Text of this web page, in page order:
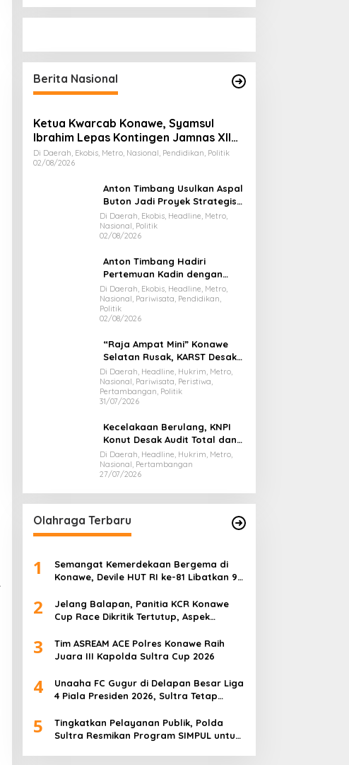
Berita Nasional
Ketua Kwarcab Konawe, Syamsul
Ibrahim Lepas Kontingen Jamnas XII
2026
Di Daerah, Ekobis, Metro, Nasional, Pendidikan, Politik
02/08/2026
Anton Timbang Usulkan Aspal
Buton Jadi Proyek Strategis
Nasional
Di Daerah, Ekobis, Headline, Metro,
Nasional, Politik
02/08/2026
Anton Timbang Hadiri
Pertemuan Kadin dengan
Presiden Prabowo, Bawa Misi
Majukan Ekonomi Sultra
Di Daerah, Ekobis, Headline, Metro,
Nasional, Pariwisata, Pendidikan,
Politik
02/08/2026
“Raja Ampat Mini” Konawe
Selatan Rusak, KARST Desak
Gubernur Evaluasi Total
Dispar Sultra
Di Daerah, Headline, Hukrim, Metro,
Nasional, Pariwisata, Peristiwa,
Pertambangan, Politik
31/07/2026
Kecelakaan Berulang, KNPI
Konut Desak Audit Total dan
Hentikan Hauling PT SPL
Di Daerah, Headline, Hukrim, Metro,
Nasional, Pertambangan
27/07/2026
Olahraga Terbaru
1
Semangat Kemerdekaan Bergema di
Konawe, Devile HUT RI ke-81 Libatkan 98
2
Jelang Balapan, Panitia KCR Konawe
Cup Race Dikritik Tertutup, Aspek
3
Tim ASREAM ACE Polres Konawe Raih
Juara III Kapolda Sultra Cup 2026
4
Unaaha FC Gugur di Delapan Besar Liga
4 Piala Presiden 2026, Sultra Tetap
5
Tingkatkan Pelayanan Publik, Polda
Sultra Resmikan Program SIMPUL untuk